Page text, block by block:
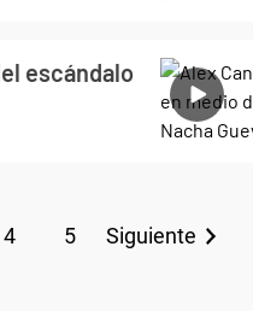
escándalo
4 5 Siguiente